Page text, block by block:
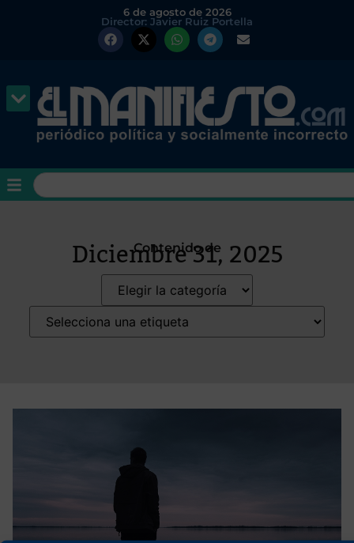
6 de agosto de 2026
Director: Javier Ruiz Portella
Contenido de
Diciembre 31, 2025